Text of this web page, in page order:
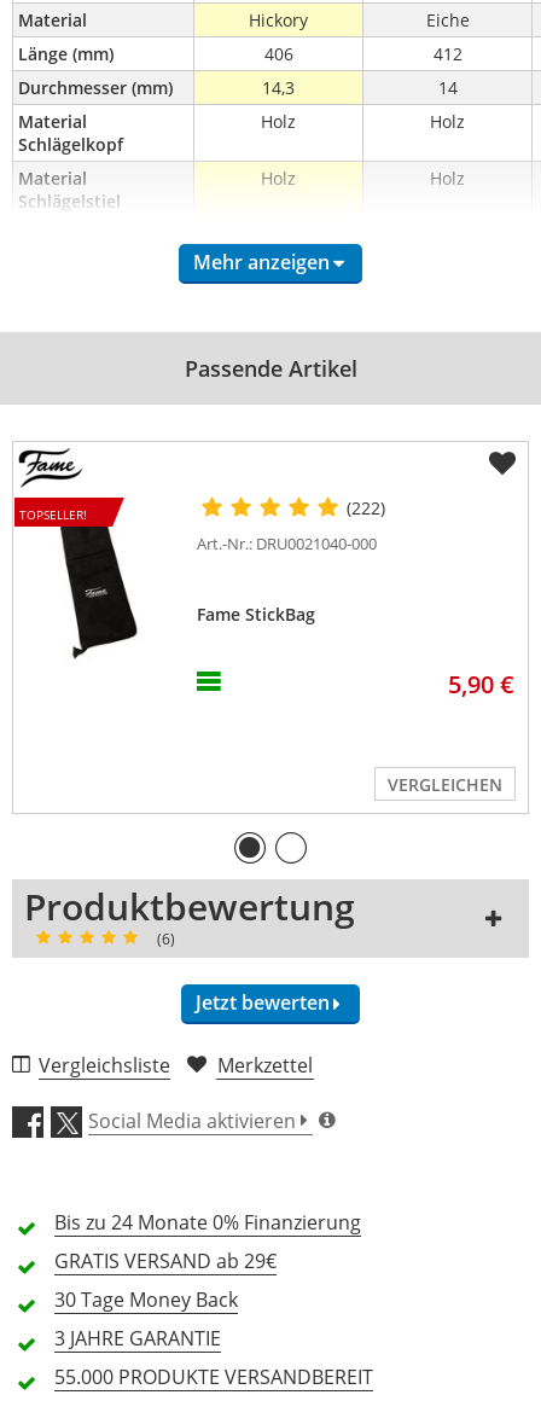
Material Hickory
Eiche
Länge (mm)
406
412
Durchmesser (mm)
14,3
14
Material
Schlägelkopf
Holz Holz
Material
Schlägelstiel
Holz Holz
Mehr anzeigen
Passende Artikel
TOPSELLER! (222)
Art.-Nr.: DRU0021040-000
Fame StickBag
5,90 €
VERGLEICHEN
Produktbewertung
(6)
Jetzt bewerten
Klang (4,8)
Preis/Leistung (4,5)
Features (4,5)
Vergleichsliste Merkzettel
Social Media aktivieren
Bis zu 24 Monate0% Finanzierung
GRATIS VERSAND ab 29€
30 Tage Money Back
3 JAHRE GARANTIE
55.000 PRODUKTE VERSANDBEREIT